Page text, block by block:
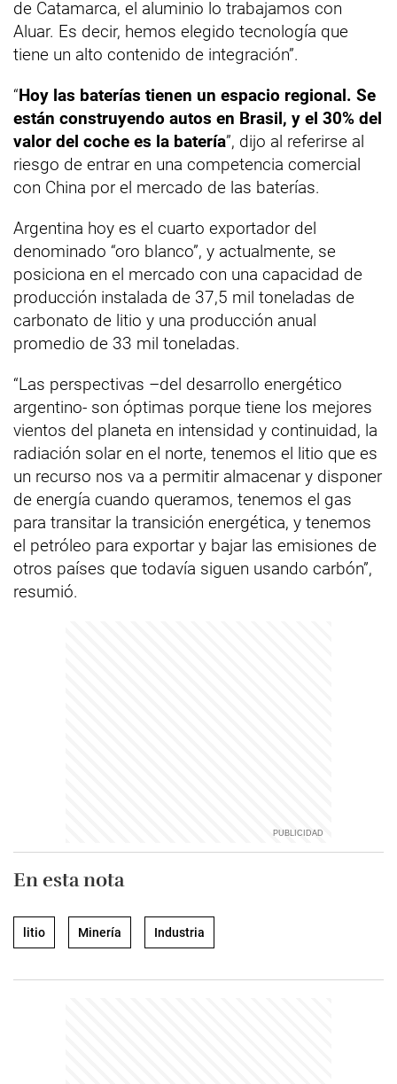
de Catamarca, el aluminio lo trabajamos con
Aluar. Es decir, hemos elegido tecnología que
tiene un alto contenido de integración”.
“Hoy las baterías tienen un espacio regional. Se
están construyendo autos en Brasil, y el 30% del
valor del coche es la batería”, dijo al referirse al
riesgo de entrar en una competencia comercial
con China por el mercado de las baterías.
Argentina hoy es el cuarto exportador del
denominado “oro blanco”, y actualmente, se
posiciona en el mercado con una capacidad de
producción instalada de 37,5 mil toneladas de
carbonato de litio y una producción anual
promedio de 33 mil toneladas.
“Las perspectivas –del desarrollo energético
argentino- son óptimas porque tiene los mejores
vientos del planeta en intensidad y continuidad, la
radiación solar en el norte, tenemos el litio que es
un recurso nos va a permitir almacenar y disponer
de energía cuando queramos, tenemos el gas
para transitar la transición energética, y tenemos
el petróleo para exportar y bajar las emisiones de
otros países que todavía siguen usando carbón”,
resumió.
En esta nota
litio Minería Industria